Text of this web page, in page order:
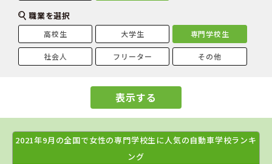
職業を選択
高校生 大学生 専門学校生
社会人 フリーター その他
表示する
2021年9月の全国で女性の専門学校生に人気の自動車学校ランキ
ング